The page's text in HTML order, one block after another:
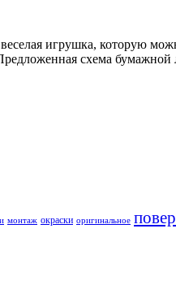
игрушка, которую
схема
монтаж окраски оригинальное